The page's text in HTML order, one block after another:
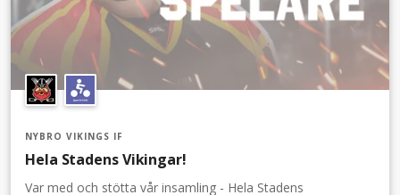
NYBRO VIKINGS IF
Hela Stadens Vikingar!
Var med och stötta vår insamling - Hela Stadens